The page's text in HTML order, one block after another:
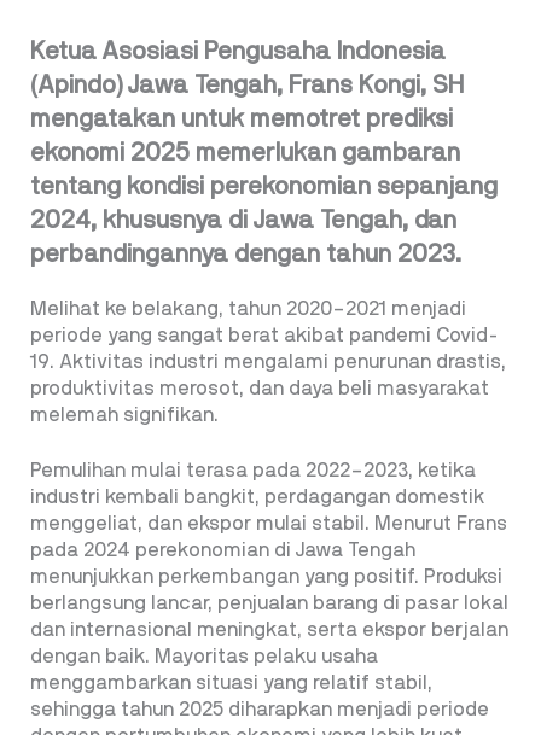
Ketua Asosiasi Pengusaha Indonesia
(Apindo) Jawa Tengah, Frans Kongi, SH
mengatakan untuk memotret prediksi
ekonomi 2025 memerlukan gambaran
tentang kondisi perekonomian sepanjang
2024, khususnya di Jawa Tengah, dan
perbandingannya dengan tahun 2023.
Melihat ke belakang, tahun 2020–2021 menjadi
periode yang sangat berat akibat pandemi Covid-
19. Aktivitas industri mengalami penurunan drastis,
produktivitas merosot, dan daya beli masyarakat
melemah signifikan.
Pemulihan mulai terasa pada 2022–2023, ketika
industri kembali bangkit, perdagangan domestik
menggeliat, dan ekspor mulai stabil. Menurut Frans
pada 2024 perekonomian di Jawa Tengah
menunjukkan perkembangan yang positif. Produksi
berlangsung lancar, penjualan barang di pasar lokal
dan internasional meningkat, serta ekspor berjalan
dengan baik. Mayoritas pelaku usaha
menggambarkan situasi yang relatif stabil,
sehingga tahun 2025 diharapkan menjadi periode